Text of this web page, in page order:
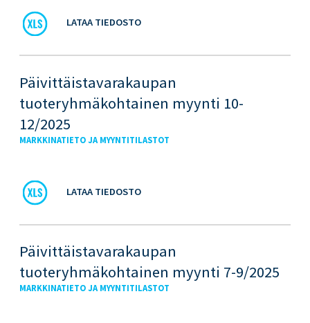
LATAA TIEDOSTO
Päivittäistavarakaupan
tuoteryhmäkohtainen myynti 10-
12/2025
MARKKINATIETO JA MYYNTITILASTOT
LATAA TIEDOSTO
Päivittäistavarakaupan
tuoteryhmäkohtainen myynti 7-9/2025
MARKKINATIETO JA MYYNTITILASTOT